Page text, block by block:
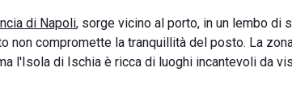
di Napoli, sorge vicino al porto, in un lembo di
non compromette la tranquillità del posto. La
l'Isola di Ischia è ricca di luoghi incantevoli da